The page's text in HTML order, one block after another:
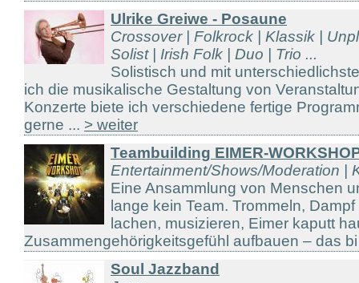
Ulrike Greiwe - Posaune
Crossover | Folkrock | Klassik |
Solist | Irish Folk | Duo | Trio ...
Solistisch und mit
ich die musikalische Gestaltung von
Konzerte biete ich verschiedene fertige
gerne ... > weiter
Teambuilding EIMER-
Entertainment/Shows/Moderation |
Eine Ansammlung von Menschen
lange kein Team. Trommeln,
lachen, musizieren, Eimer kaputt
Zusammengehörigkeitsgefühl aufbauen – das
Soul Jazzband